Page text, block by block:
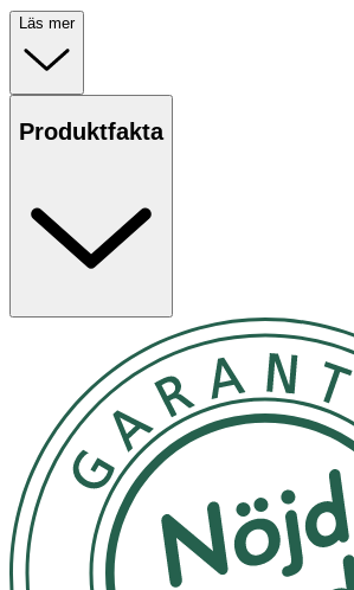
Läs mer
Produktfakta